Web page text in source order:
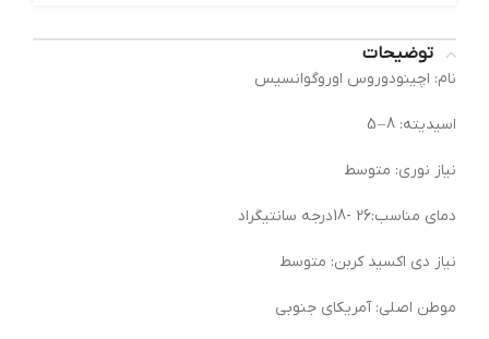
توضیحات
نام: اچینودوروس اوروگوانسیس
اسیدیته: 8 – 5
نیاز نوری: متوسط
دمای مناسب:26 -18درجه سانتیگراد
نیاز دی اکسید کربن: متوسط
موطن اصلی: آمریکای جنوبی